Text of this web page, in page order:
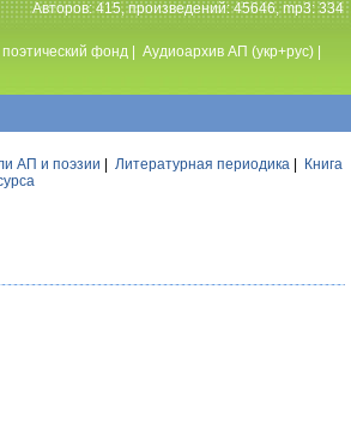
Авторов: 415, произведений: 45646, mp3: 334
фонд Аудиоархив АП (укр+рус)
АП и поэзии Литературная периодика
Книга